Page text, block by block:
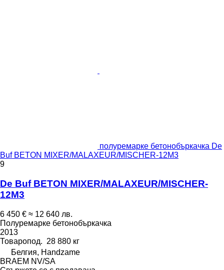
полуремарке бетонобъркачка De
Buf BETON MIXER/MALAXEUR/MISCHER-12M3
9
De Buf BETON MIXER/MALAXEUR/MISCHER-
12M3
6 450 € ≈ 12 640 лв.
Полуремарке бетонобъркачка
2013
Товаропод. 28 880 кг
Белгия, Handzame
BRAEM NV/SA